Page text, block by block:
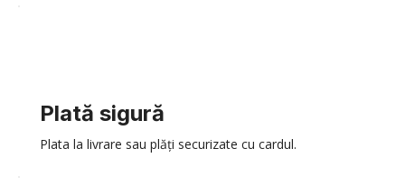
Plată sigură
Plata la livrare sau plăți securizate cu cardul.